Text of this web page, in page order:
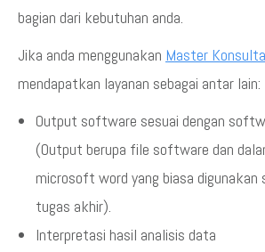
bagian dari kebutuhan anda.
Jika anda menggunakan Master
mendapatkan layanan sebagai antar lain:
Output software sesuai dengan
(Output berupa file software dan
microsoft word yang biasa digunakan
tugas akhir).
Interpretasi hasil analisis data